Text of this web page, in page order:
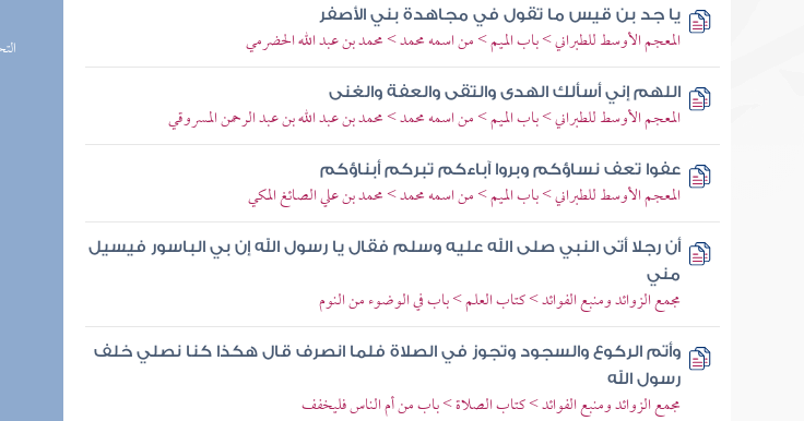
يا جد بن قيس ما تقول في مجاهدة بني الأصفر
المعجم الأوسط للطبراني > باب الميم > من اسمه محمد > محمد بن عبد الله الحضرمي
اللهم إني أسألك الهدى والتقى والعفة والغنى
المعجم الأوسط للطبراني > باب الميم > من اسمه محمد > محمد بن عبد الله بن عبد الرحمن المسروقي
عفوا تعف نساؤكم وبروا آباءكم تبركم أبناؤكم
المعجم الأوسط للطبراني > باب الميم > من اسمه محمد > محمد بن علي الصائغ المكي
أن رجلا أتى النبي صلى الله عليه وسلم فقال يا رسول الله إن بي الباسور فيسيل
مني
مجمع الزوائد ومنبع الفوائد > كتاب العلم > باب في الوضوء من النوم
وأتم الركوع والسجود وتجوز في الصلاة فلما انصرف قال هكذا كنا نصلي خلف
رسول الله
مجمع الزوائد ومنبع الفوائد > كتاب الصلاة > باب من أم الناس فليخفف